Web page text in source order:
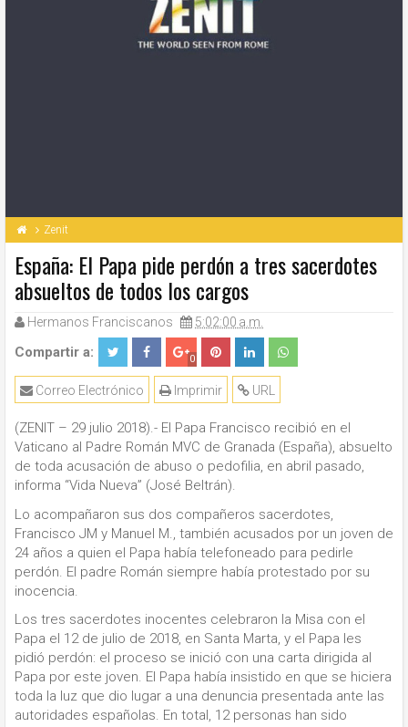
Zenit
España: El Papa pide perdón a tres sacerdotes
absueltos de todos los cargos
Hermanos Franciscanos 5:02:00 a.m.
Compartir a: 0
URL
Imprimir
Correo Electrónico
(ZENIT – 29 julio 2018).- El Papa Francisco recibió en el
Vaticano al Padre Román MVC de Granada (España), absuelto
de toda acusación de abuso o pedofilia, en abril pasado,
informa “Vida Nueva” (José Beltrán).
Lo acompañaron sus dos compañeros sacerdotes,
Francisco JM y Manuel M., también acusados ​​por un joven de
24 años a quien el Papa había telefoneado para pedirle
perdón. El padre Román siempre había protestado por su
inocencia.
Los tres sacerdotes inocentes celebraron la Misa con el
Papa el 12 de julio de 2018, en Santa Marta, y el Papa les
pidió perdón: el proceso se inició con una carta dirigida al
Papa por este joven. El Papa había insistido en que se hiciera
toda la luz que dio lugar a una denuncia presentada ante las
autoridades españolas. En total, 12 personas han sido